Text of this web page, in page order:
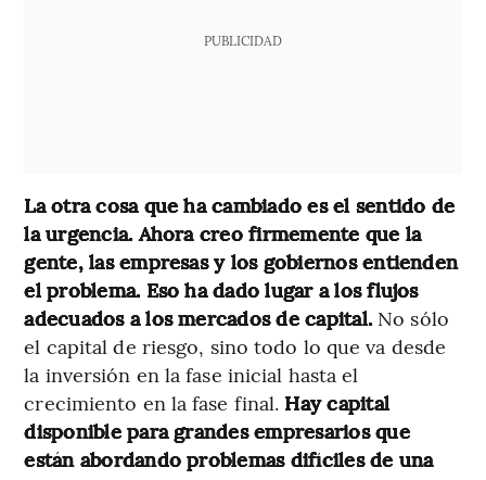
PUBLICIDAD
La otra cosa que ha cambiado es el sentido de
la urgencia. Ahora creo firmemente que la
gente, las empresas y los gobiernos entienden
el problema. Eso ha dado lugar a los flujos
adecuados a los mercados de capital. No sólo
el capital de riesgo, sino todo lo que va desde
la inversión en la fase inicial hasta el
crecimiento en la fase final. Hay capital
disponible para grandes empresarios que
están abordando problemas difíciles de una